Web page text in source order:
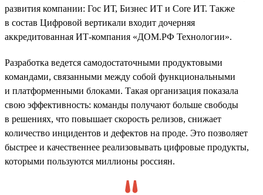
развития компании: Гос ИТ, Бизнес ИТ и Core ИТ. Также
в состав Цифровой вертикали входит дочерняя
аккредитованная ИТ-компания «ДОМ.РФ Технологии».
Разработка ведется самодостаточными продуктовыми
командами, связанными между собой функциональными
и платформенными блоками. Такая организация показала
свою эффективность: команды получают больше свободы
в решениях, что повышает скорость релизов, снижает
количество инцидентов и дефектов на проде. Это позволяет
быстрее и качественнее реализовывать цифровые продукты,
которыми пользуются миллионы россиян.